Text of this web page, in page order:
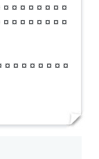
¤ ¤ ¤ ¤ ¤ ¤ ¤
¤ ¤ ¤ ¤ ¤ ¤ ¤
¤ ¤ ¤ ¤ ¤ ¤ ¤ ¤